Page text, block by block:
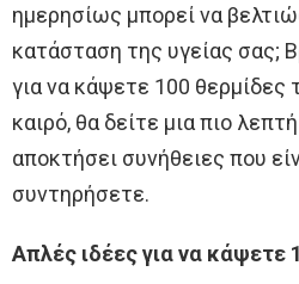
ημερησίως μπορεί να
κατάσταση της υγείας σας;
για να κάψετε 100 θερμίδες
καιρό, θα δείτε μια πιο
αποκτήσει συνήθειες που
συντηρήσετε.
Απλές ιδέες για να κάψετε